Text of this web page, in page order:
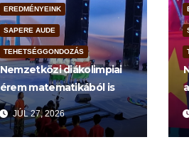
EREDMÉNYEINK
SAPERE AUDE
TEHETSÉGGONDOZÁS
Nemzetközi diákolimpiai
érem matematikából is
JÚL 27, 2026